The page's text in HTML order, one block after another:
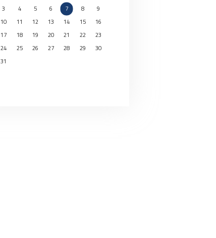
3
4 5 6 7 8
9
10
11 12 13 14 15
16
17
18 19 20 21 22
23
24
25 26 27 28 29
30
31